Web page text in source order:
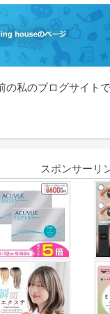
の私のブログサイト
スポンサーリ